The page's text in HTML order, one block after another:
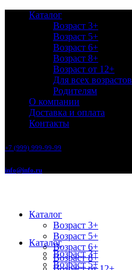
Каталог
Возраст 3+
Возраст 5+
Возраст 6+
Возраст 8+
Возраст от 12+
Для всех возрастов
Родителям
О компании
Доставка и оплата
Контакты
+7 (999) 999-99-99
info@info.ru
Каталог
Возраст 3+
Возраст 5+
Возраст 6+
Возраст 8+
Каталог
Возраст 3+
Возраст 5+